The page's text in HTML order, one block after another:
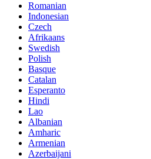
Romanian
Indonesian
Czech
Afrikaans
Swedish
Polish
Basque
Catalan
Esperanto
Hindi
Lao
Albanian
Amharic
Armenian
Azerbaijani